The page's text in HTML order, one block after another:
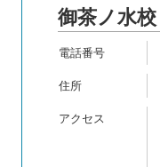
御茶ノ水校